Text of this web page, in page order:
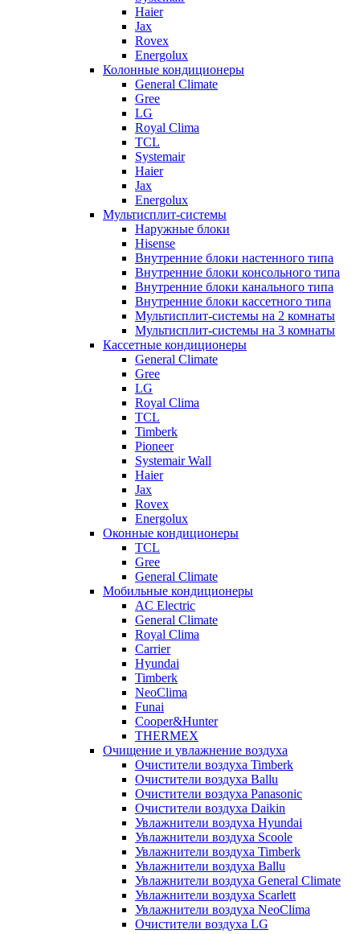
Haier
Jax
Rovex
Energolux
Колонные кондиционеры
General Climate
Gree
LG
Royal Clima
TCL
Systemair
Haier
Jax
Energolux
Мультисплит-системы
Наружные блоки
Hisense
Внутренние блоки настенного типа
Внутренние блоки консольного типа
Внутренние блоки канального типа
Внутренние блоки кассетного типа
Мультисплит-системы на 2 комнаты
Мультисплит-системы на 3 комнаты
Кассетные кондиционеры
General Climate
Gree
LG
Royal Clima
TCL
Timberk
Pioneer
Systemair Wall
Haier
Jax
Rovex
Energolux
Оконные кондиционеры
TCL
Gree
General Climate
Мобильные кондиционеры
AC Electric
General Climate
Royal Clima
Carrier
Hyundai
Timberk
NeoClima
Funai
Cooper&Hunter
THERMEX
Очищение и увлажнение воздуха
Очистители воздуха Timberk
Очистители воздуха Ballu
Очистители воздуха Panasonic
Очистители воздуха Daikin
Увлажнители воздуха Hyundai
Увлажнители воздуха Scoole
Увлажнители воздуха Timberk
Увлажнители воздуха Ballu
Увлажнители воздуха General Climate
Увлажнители воздуха Scarlett
Увлажнители воздуха NeoClima
Очистители воздуха LG